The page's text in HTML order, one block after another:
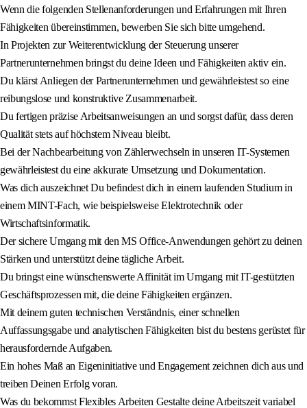
Wenn die folgenden Stellenanforderungen und Erfahrungen mit Ihren
Fähigkeiten übereinstimmen, bewerben Sie sich bitte umgehend.
In Projekten zur Weiterentwicklung der Steuerung unserer
Partnerunternehmen bringst du deine Ideen und Fähigkeiten aktiv ein.
Du klärst Anliegen der Partnerunternehmen und gewährleistest so eine
reibungslose und konstruktive Zusammenarbeit.
Du fertigen präzise Arbeitsanweisungen an und sorgst dafür, dass deren
Qualität stets auf höchstem Niveau bleibt.
Bei der Nachbearbeitung von Zählerwechseln in unseren IT-Systemen
gewährleistest du eine akkurate Umsetzung und Dokumentation.
Was dich auszeichnet Du befindest dich in einem laufenden Studium in
einem MINT-Fach, wie beispielsweise Elektrotechnik oder
Wirtschaftsinformatik.
Der sichere Umgang mit den MS Office-Anwendungen gehört zu deinen
Stärken und unterstützt deine tägliche Arbeit.
Du bringst eine wünschenswerte Affinität im Umgang mit IT-gestützten
Geschäftsprozessen mit, die deine Fähigkeiten ergänzen.
Mit deinem guten technischen Verständnis, einer schnellen
Auffassungsgabe und analytischen Fähigkeiten bist du bestens gerüstet für
herausfordernde Aufgaben.
Ein hohes Maß an Eigeninitiative und Engagement zeichnen dich aus und
treiben Deinen Erfolg voran.
Was du bekommst Flexibles Arbeiten Gestalte deine Arbeitszeit variabel